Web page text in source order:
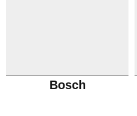
Bosch